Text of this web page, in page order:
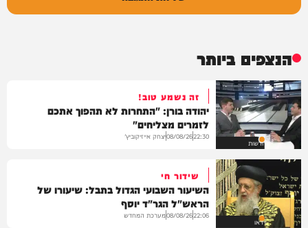
הנצפים ביותר
חדשות
זה נשמע טוב!
יהודה בורן: "התחרות לא תהפוך אתכם
לזמרים מצליחים"
22:30
08/08/26יצחק אייזיקוביץ'
וידאו
שידור חי
השיעור השבועי הגדול בתבל: שיעורו של
הראש"ל הגר"ד יוסף
22:06
08/08/26מערכת המחדש